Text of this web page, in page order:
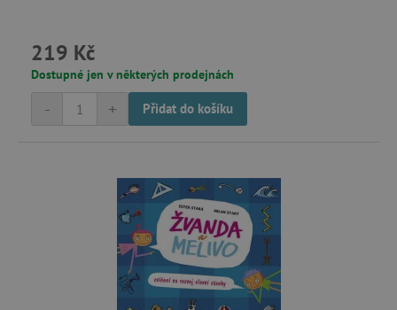
219 Kč
Dostupné jen v některých prodejnách
+
- Přidat do košíku
FUNKČNÍ SOUBORY
Analytické cookies
Marketingové cookies
Funkční soubory
Nezbytně nutné soubory cookie umožňují
základní funkce webových stránek, jako je
přihlášení uživatele a správa účtu. Webové
stránky nelze bez nezbytně nutných souborů
cookie správně používat.